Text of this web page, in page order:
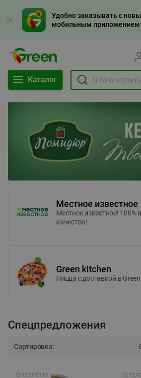
Удобно заказывать с
мобильным приложением
Каталог
Местное известное
Местное известное! 100%
качество!
Green kitchen
Пицца c доставкой в Green
Спецпредложения
Сортировка:
🕘 12:00-21:00 🕘 12:00